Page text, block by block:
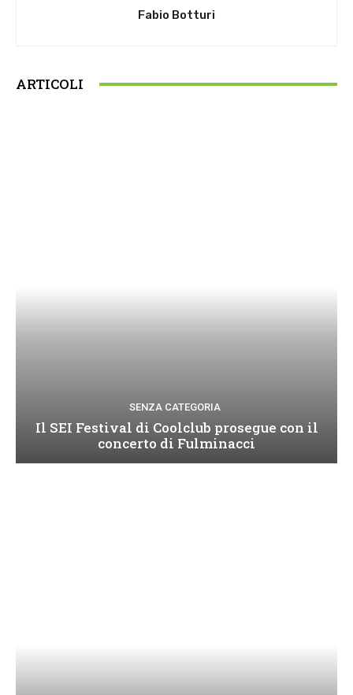
Fabio Botturi
ARTICOLI
SENZA CATEGORIA
Il SEI Festival di Coolclub prosegue con il
concerto di Fulminacci